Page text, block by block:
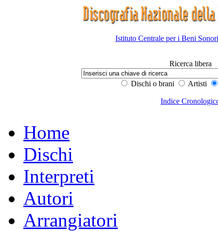
Istituto Centrale per i Beni
Ricerca libera
Dischi o brani Artisti
Indice
Home
Dischi
Interpreti
Autori
Arrangiatori